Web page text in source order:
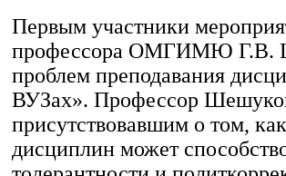
Первым участники
профессора ОМГИМЮ Г.В.
проблем преподавания
ВУЗах». Профессор
присутствовавшим о том,
дисциплин может